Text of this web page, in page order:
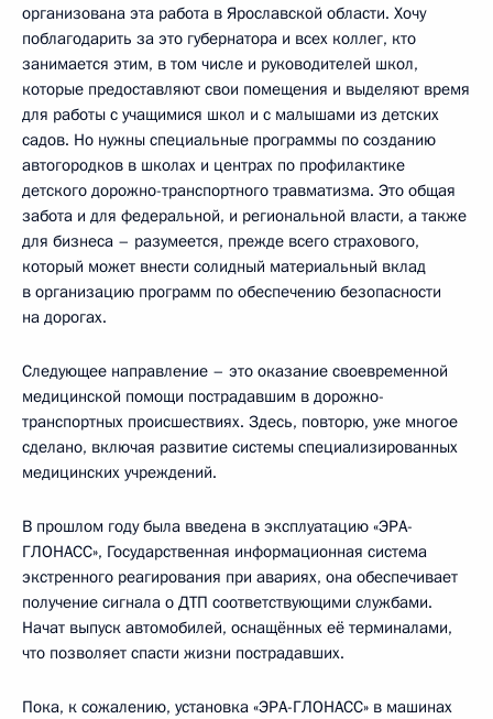
организована эта работа в Ярославской области. Хочу
поблагодарить за это губернатора и всех коллег, кто
занимается этим, в том числе и руководителей школ,
которые предоставляют свои помещения и выделяют время
для работы с учащимися школ и с малышами из детских
садов. Но нужны специальные программы по созданию
автогородков в школах и центрах по профилактике
детского дорожно-транспортного травматизма. Это общая
забота и для федеральной, и региональной власти, а также
для бизнеса – разумеется, прежде всего страхового,
который может внести солидный материальный вклад
в организацию программ по обеспечению безопасности
на дорогах.
Следующее направление – это оказание своевременной
медицинской помощи пострадавшим в дорожно-
транспортных происшествиях. Здесь, повторю, уже многое
сделано, включая развитие системы специализированных
медицинских учреждений.
В прошлом году была введена в эксплуатацию «ЭРА-
ГЛОНАСС», Государственная информационная система
экстренного реагирования при авариях, она обеспечивает
получение сигнала о ДТП соответствующими службами.
Начат выпуск автомобилей, оснащённых её терминалами,
что позволяет спасти жизни пострадавших.
Пока, к сожалению, установка «ЭРА-ГЛОНАСС» в машинах